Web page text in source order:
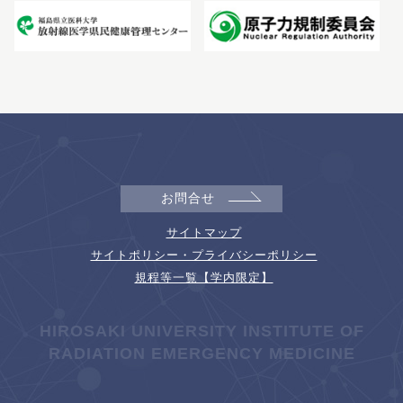
お問合せ
サイトマップ
サイトポリシー・プライバシーポリシー
規程等一覧【学内限定】
HIROSAKI UNIVERSITY INSTITUTE OF
RADIATION EMERGENCY MEDICINE